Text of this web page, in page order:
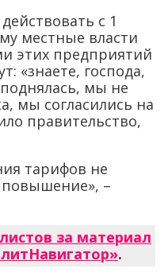
с 1
местные власти
этих предприятий
«знаете, господа,
мы не
мы согласились на
правительство,
тарифов не
повышение», –
за материал
.